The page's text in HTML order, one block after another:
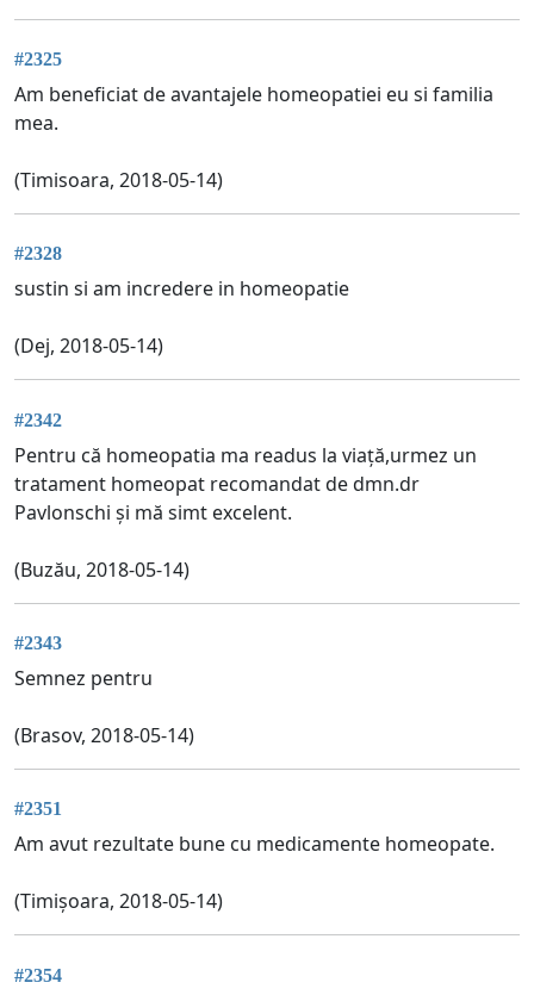
#2325
Am beneficiat de avantajele homeopatiei eu si familia
mea.
(Timisoara, 2018-05-14)
#2328
sustin si am incredere in homeopatie
(Dej, 2018-05-14)
#2342
Pentru că homeopatia ma readus la viață,urmez un
tratament homeopat recomandat de dmn.dr
Pavlonschi și mă simt excelent.
(Buzău, 2018-05-14)
#2343
Semnez pentru
(Brasov, 2018-05-14)
#2351
Am avut rezultate bune cu medicamente homeopate.
(Timișoara, 2018-05-14)
#2354